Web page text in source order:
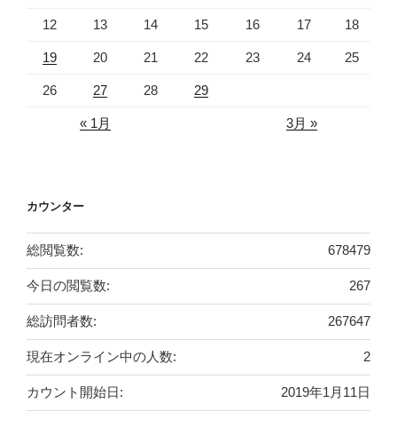
12 13 14 15 16 17 18
19 20 21 22 23 24 25
26 27 28 29
« 1月 3月 »
カウンター
678479
総閲覧数:
267
今日の閲覧数:
267647
総訪問者数:
2
現在オンライン中の人数:
2019年1月11日
カウント開始日: